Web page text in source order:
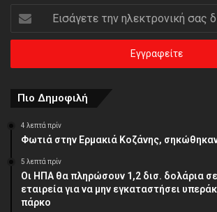
Εισάγετε
την
ηλεκτρονική
διεύθυνση
Πιο Δημοφιλή
4 λεπτά πρίν
Φωτιά στην Ερμακιά Κοζάνης,
5 λεπτά πρίν
Οι ΗΠΑ θα πληρώσουν 1,2 δισ. δολάρια σε
εταιρεία για να μην εγκαταστήσει
πάρκο